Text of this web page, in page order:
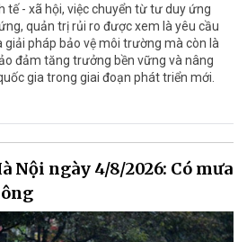
tế - xã hội, việc chuyển từ tư duy ứng
quản trị rủi ro được xem là yêu cầu
giải pháp bảo vệ môi trường mà còn là
đảm tăng trưởng bền vững và nâng
gia trong giai đoạn phát triển mới.
Nội ngày 4/8/2026: Có mưa